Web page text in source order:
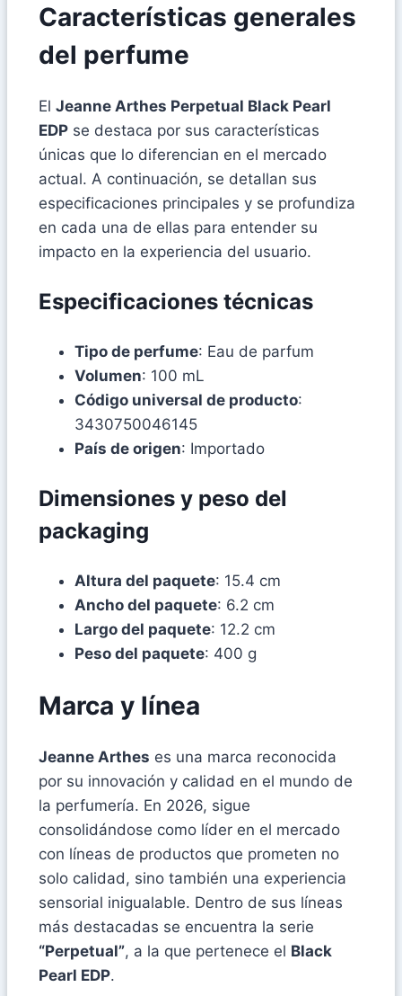
Características generales
del perfume
El Jeanne Arthes Perpetual Black Pearl
EDP se destaca por sus características
únicas que lo diferencian en el mercado
actual. A continuación, se detallan sus
especificaciones principales y se profundiza
en cada una de ellas para entender su
impacto en la experiencia del usuario.
Especificaciones técnicas
Tipo de perfume: Eau de parfum
Volumen: 100 mL
Código universal de producto:
3430750046145
País de origen: Importado
Dimensiones y peso del
packaging
Altura del paquete: 15.4 cm
Ancho del paquete: 6.2 cm
Largo del paquete: 12.2 cm
Peso del paquete: 400 g
Marca y línea
Jeanne Arthes es una marca reconocida
por su innovación y calidad en el mundo de
la perfumería. En 2026, sigue
consolidándose como líder en el mercado
con líneas de productos que prometen no
solo calidad, sino también una experiencia
sensorial inigualable. Dentro de sus líneas
más destacadas se encuentra la serie
“Perpetual”, a la que pertenece el Black
Pearl EDP.